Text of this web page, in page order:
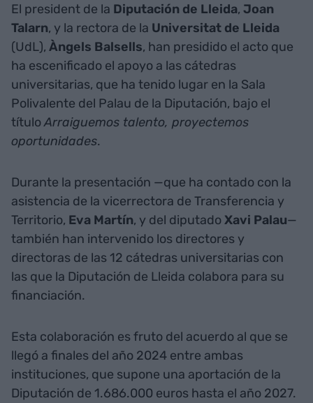
El president de la Diputación de Lleida, Joan
Talarn, y la rectora de la Universitat de Lleida
(UdL), Àngels Balsells, han presidido el acto que
ha escenificado el apoyo a las cátedras
universitarias, que ha tenido lugar en la Sala
Polivalente del Palau de la Diputación, bajo el
títuloArraiguemos talento, proyectemos
oportunidades.
Durante la presentación —que ha contado con la
asistencia de la vicerrectora de Transferencia y
Territorio, Eva Martín, y del diputadoXavi Palau—
también han intervenido los directores y
directoras de las 12 cátedras universitarias con
las que la Diputación de Lleida colabora para su
financiación.
Esta colaboración es fruto del acuerdo al que se
llegó a finales del año 2024 entre ambas
instituciones, que supone una aportación de la
Diputación de 1.686.000 euros hasta el año 2027.